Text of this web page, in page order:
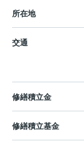
所在地
交通
修繕積立金
修繕積立基金